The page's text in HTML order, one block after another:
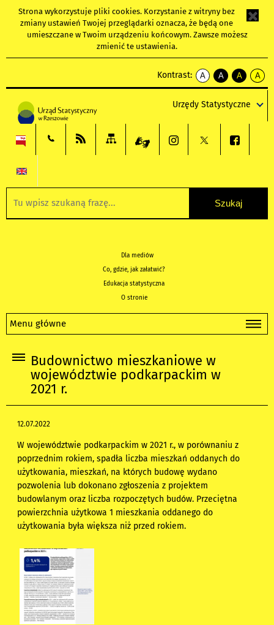
Strona wykorzystuje pliki cookies. Korzystanie z witryny bez
zmiany ustawień Twojej przeglądarki oznacza, że będą one
umieszczane w Twoim urządzeniu końcowym. Zawsze możesz
zmienić te ustawienia.
Kontrast:
A
kontrast
A
kontrast
tekst
czarnym
A
kontrast
tekst
czarnym
A
tekst
żółtym
Urzędy Statystyczne
Dla mediów
Co, gdzie, jak załatwić?
Edukacja statystyczna
O stronie
Menu główne
Budownictwo mieszkaniowe w
województwie podkarpackim w
2021 r.
12.07.2022
W województwie podkarpackim w 2021 r., w porównaniu z
poprzednim rokiem, spadła liczba mieszkań oddanych do
użytkowania, mieszkań, na których budowę wydano
pozwolenia lub dokonano zgłoszenia z projektem
budowlanym oraz liczba rozpoczętych budów. Przeciętna
powierzchnia użytkowa 1 mieszkania oddanego do
użytkowania była większa niż przed rokiem.